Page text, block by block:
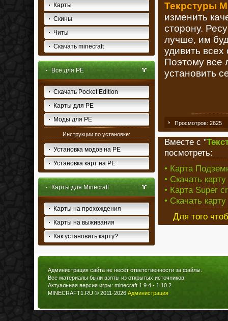
Карты
Скины
Читы
Скачать minecraft
Все для PE
Скачать Pocket Edition
Карты для PE
Моды для PE
Инструкции по установке:
Установка модов на PE
Установка карт на PE
Карты для Minecraft
Карты на прохождения
Карты на выживания
Как установить карту?
Текрстуры
изменить
сторону.
лучше, им
удивить
Поэтому все
установить
Просмотров: 2625
Вместе с "
посмотреть:
• Карта
• Скачать
• Карта Super
• Скачать
Для того
Администрация сайта не несёт ответственности за файлы.
Все материалы были взяты из открытых источников.
Актуальная версия игры: minecraft 1.9.4 - 1.10.2
MINECRAFT1.RU © 2011-2026 Администрация